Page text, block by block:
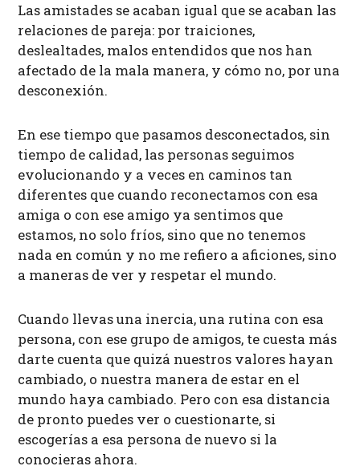
Las amistades se acaban igual que se acaban las
relaciones de pareja: por traiciones,
deslealtades, malos entendidos que nos han
afectado de la mala manera, y cómo no, por una
desconexión.
En ese tiempo que pasamos desconectados, sin
tiempo de calidad, las personas seguimos
evolucionando y a veces en caminos tan
diferentes que cuando reconectamos con esa
amiga o con ese amigo ya sentimos que
estamos, no solo fríos, sino que no tenemos
nada en común y no me refiero a aficiones, sino
a maneras de ver y respetar el mundo.
Cuando llevas una inercia, una rutina con esa
persona, con ese grupo de amigos, te cuesta más
darte cuenta que quizá nuestros valores hayan
cambiado, o nuestra manera de estar en el
mundo haya cambiado. Pero con esa distancia
de pronto puedes ver o cuestionarte, si
escogerías a esa persona de nuevo si la
conocieras ahora.